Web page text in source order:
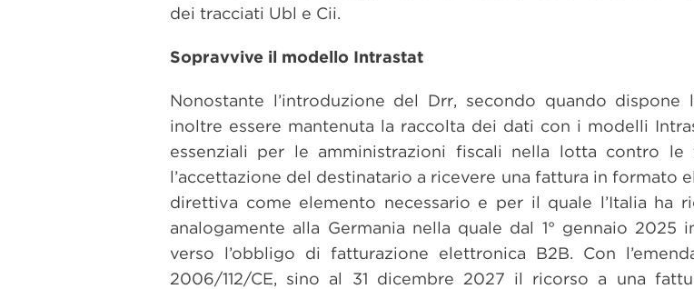
dei tracciati Ubl e Cii.
Sopravvive il modello Intrastat
Nonostante l’introduzione del Drr, secondo quando dispone
inoltre essere mantenuta la raccolta dei dati con i modelli
essenziali per le amministrazioni fiscali nella lotta contro
l’accettazione del destinatario a ricevere una fattura in formato
direttiva come elemento necessario e per il quale l’Italia ha
analogamente alla Germania nella quale dal 1° gennaio 2025
verso l’obbligo di fatturazione elettronica B2B. Con
2006/112/CE, sino al 31 dicembre 2027 il ricorso a una